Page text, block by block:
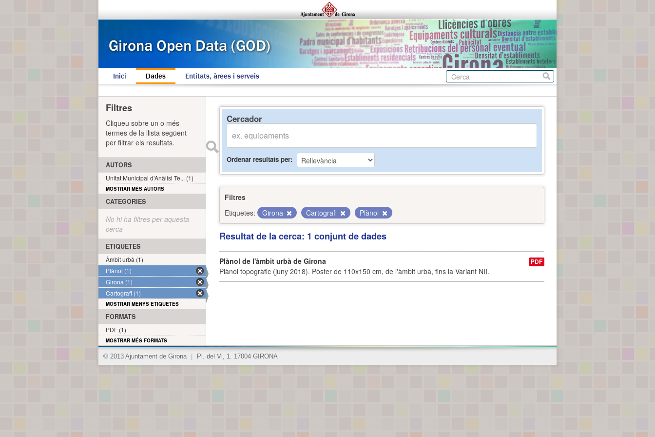
Inici Dades Entitats, àrees i serveis
Cercador
Ordenar resultats per
Filtres
Etiquetes:
Girona Cartografi Plànol
Resultat de la cerca: 1 conjunt de dades
Plànol de l'àmbit urbà de Girona
Plànol topogràfic (juny 2018). Pòster de 110x150 cm, de l'àmbit urbà, fins la Variant NII.
PDF
Filtres
Cliqueu sobre un o més
termes de la llista següent
per filtrar els resultats.
AUTORS
Unitat Municipal d'Anàlisi Te... (1)
MOSTRAR MÉS AUTORS
CATEGORIES
No hi ha filtres per aquesta
cerca
ETIQUETES
Àmbit urbà (1)
Plànol (1)
Girona (1)
Cartografi (1)
MOSTRAR MENYS ETIQUETES
FORMATS
PDF (1)
MOSTRAR MÉS FORMATS
© 2013 Ajuntament de Girona Pl. del Vi, 1. 17004 GIRONA